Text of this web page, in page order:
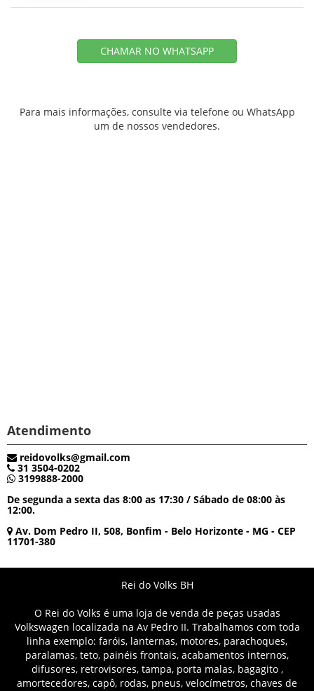
CHAMAR NO WHATSAPP
Para mais informações, consulte via telefone ou WhatsApp
um de nossos vendedores.
Atendimento
reidovolks@gmail.com
31 3504-0202
3199888-2000
De segunda a sexta das 8:00 as 17:30 / Sábado de 08:00 às
12:00.
Av. Dom Pedro II, 508, Bonfim - Belo Horizonte - MG - CEP
11701-380
Rei do Volks BH
O Rei do Volks é uma loja de venda de peças usadas
Volkswagen localizada na Av Pedro II. Trabalhamos com toda
linha exemplo: faróis, lanternas, motores, parachoques,
paralamas, teto, painéis frontais, acabamentos internos,
difusores, retrovisores, tampa, porta malas, bagagito ,
amortecedores, capô, rodas, pneus, velocímetros, chaves de